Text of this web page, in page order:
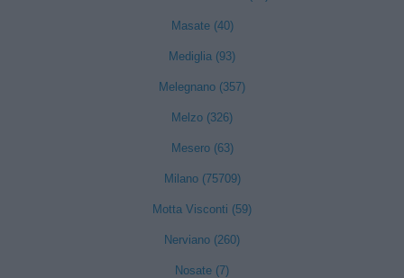
Masate (40)
Mediglia (93)
Melegnano (357)
Melzo (326)
Mesero (63)
Milano (75709)
Motta Visconti (59)
Nerviano (260)
Nosate (7)